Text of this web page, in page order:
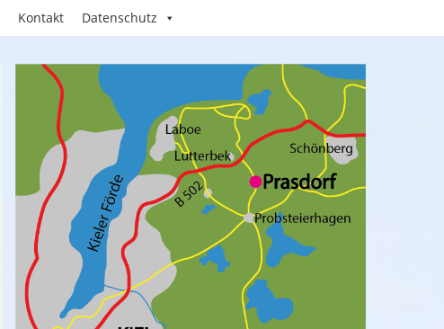
Kontakt Datenschutz